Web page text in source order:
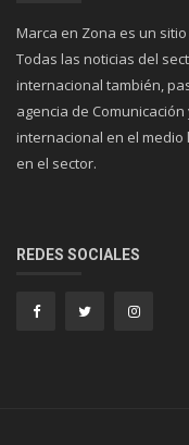
Marca en Zona es un
Todas las noticias del
internacional también,
agencia de
internacional en el medio
en el sector.
REDES SOCIALES